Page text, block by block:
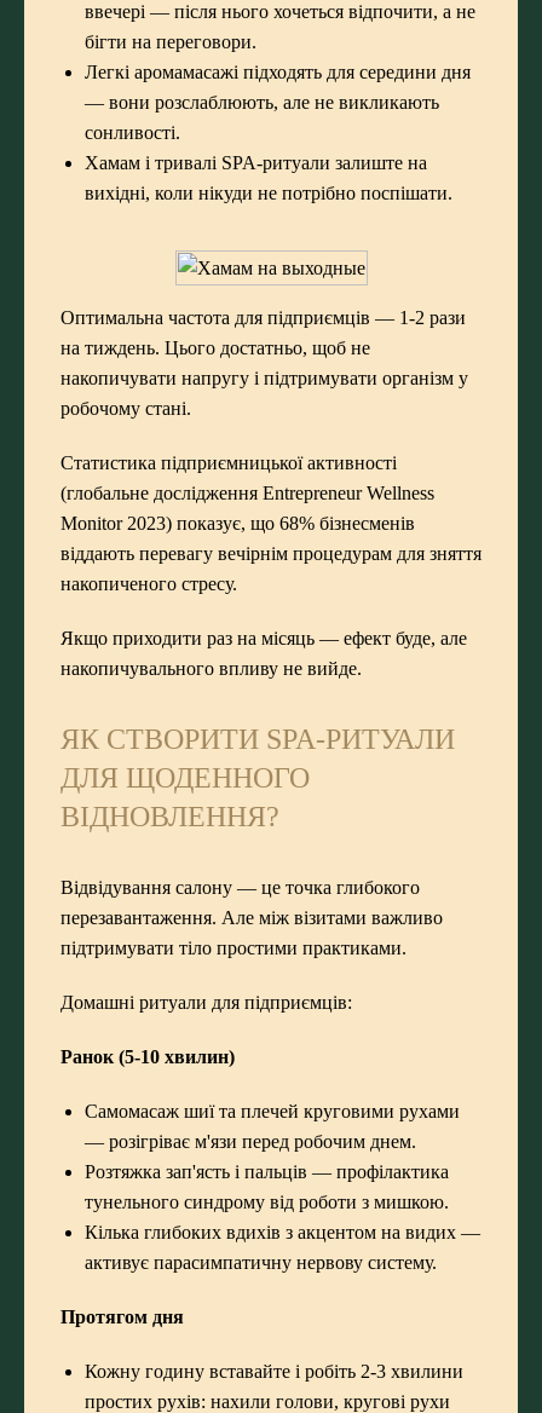
ввечері — після нього хочеться відпочити, а не
бігти на переговори.
Легкі аромамасажі підходять для середини дня
— вони розслаблюють, але не викликають
сонливості.
Хамам і тривалі SPA-ритуали залиште на
вихідні, коли нікуди не потрібно поспішати.
Оптимальна частота для підприємців — 1-2 рази
на тиждень. Цього достатньо, щоб не
накопичувати напругу і підтримувати організм у
робочому стані.
Статистика підприємницької активності
(глобальне дослідження Entrepreneur Wellness
Monitor 2023) показує, що 68% бізнесменів
віддають перевагу вечірнім процедурам для зняття
накопиченого стресу.
Якщо приходити раз на місяць — ефект буде, але
накопичувального впливу не вийде.
ЯК СТВОРИТИ SPA-РИТУАЛИ
ДЛЯ ЩОДЕННОГО
ВІДНОВЛЕННЯ?
Відвідування салону — це точка глибокого
перезавантаження. Але між візитами важливо
підтримувати тіло простими практиками.
Домашні ритуали для підприємців:
Ранок (5-10 хвилин)
Самомасаж шиї та плечей круговими рухами
— розігріває м'язи перед робочим днем.
Розтяжка зап'ясть і пальців — профілактика
тунельного синдрому від роботи з мишкою.
Кілька глибоких вдихів з акцентом на видих —
активує парасимпатичну нервову систему.
Протягом дня
Кожну годину вставайте і робіть 2-3 хвилини
простих рухів: нахили голови, кругові рухи